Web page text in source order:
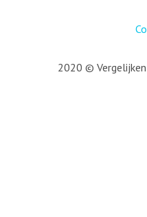
2020 © Vergelijken